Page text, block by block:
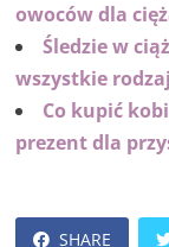
owoców dla
Śledzie w
wszystkie
Co kupić
prezent dla
SHARE